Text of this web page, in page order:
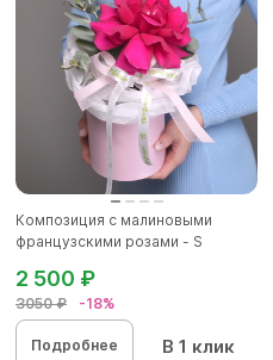
Композиция с малиновыми
французскими розами - S
3050 ₽ -18%
2 500 ₽
Подробнее В 1 клик